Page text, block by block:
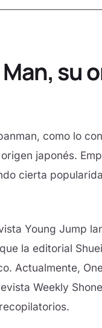
su
como lo
japonés.
cierta
Young Jump
la editorial
Actualmente,
Weekly